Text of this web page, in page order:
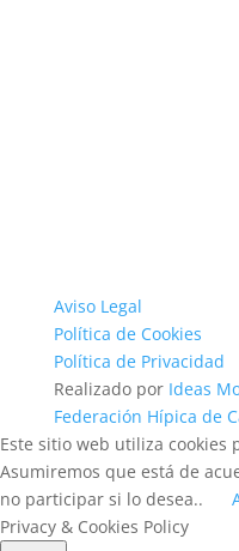
Aviso Legal
Política de Cookies
Política de Privacidad
Realizado por Ideas
Federación Hípica de
Este sitio web utiliza cookies
Asumiremos que está de
no participar si lo desea..
Privacy & Cookies Policy